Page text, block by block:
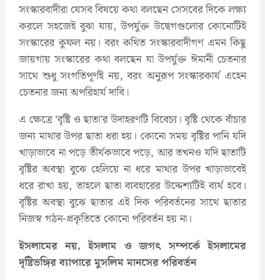
সংস্কারবাদীরা যেসব বিষয়ে কথা বলছেন সেসবের দিকে লক্ষ্য
করলে সহজেই বুঝা যায়, উপর্যুক্ত উদ্বেগগুলোর কোনোটিই
সংস্কারের কুফল নয়। বরং কথিত সংস্কারবাদীগণ এমন কিছু
জায়গায় সংস্কারের কথা বলছেন যা উপর্যুক্ত ঈমানী চেতনার
সাথে শুধু সংগতিপূর্ণই নয়, বরং অনুরূপ সংস্কারকার্য এহেন
চেতনার জন্য অপরিহার্য দাবি।
এ ক্ষেত্রে ‘বৃষ্টি ও ছাতা’র উদাহরণটি বিবেচ্য। বৃষ্টি থেকে বাঁচার
জন্য মাথার উপর ছাতা ধরা হয়। কোনো সময় বৃষ্টির পানি যদি
খাড়াভাবে না পড়ে তীর্যকভাবে পড়ে, আর তখনও যদি ছাতাটি
বৃষ্টির অবস্থা বুঝে হেলিয়ে না ধরে মাথার উপর খাড়াভাবেই
ধরে রাখা হয়, তাহলে ছাতা ব্যবহারের উদ্দেশ্যটিই ব্যর্থ হবে।
বৃষ্টির অবস্থা বুঝে ছাতার এই দিক পরিবর্তনের সাথে ছাতার
নিজস্ব গঠন-প্রকৃতিতে কোনো পরিবর্তন হয় না।
ইসলামের নয়, ইসলাম ও জগৎ সম্পর্কে ইসলামের
দৃষ্টিভঙ্গির ব্যাপারে মুসলিম মানসের পরিবর্তন